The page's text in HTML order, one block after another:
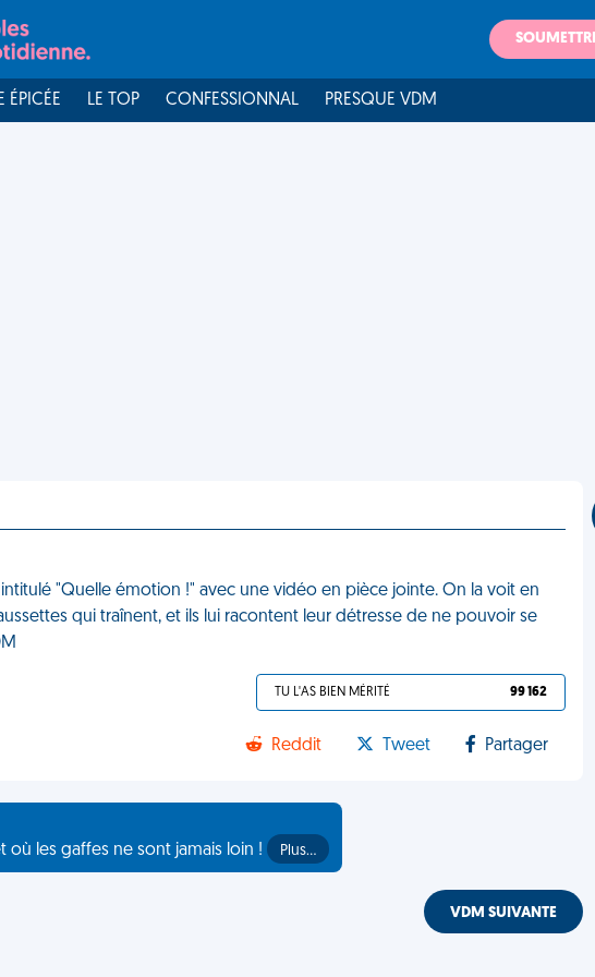
ÉPICÉE LE TOP CONFESSIONNAL PRESQUE VDM
"Quelle émotion !" avec une vidéo en pièce jointe. On la voit en
qui traînent, et ils lui racontent leur détresse de ne pouvoir se
TU L'AS BIEN MÉRITÉ 99 162
Reddit Tweet Partager
où les gaffes ne sont jamais loin !
Plus…
VDM SUIVANTE